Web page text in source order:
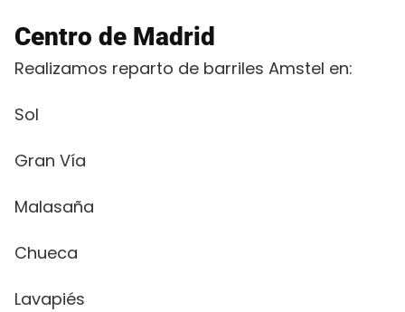
Centro de Madrid
Realizamos reparto de barriles Amstel en:
Sol
Gran Vía
Malasaña
Chueca
Lavapiés